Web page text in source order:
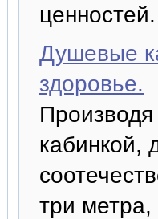
ценностей.
Душевые
здоровье.
кабинкой,
три